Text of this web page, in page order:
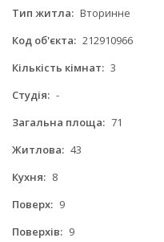
Тип житла: Вторинне
Код об'єкта: 212910966
Кількість кімнат: 3
Студія: -
Загальна площа: 71
Житлова: 43
Кухня: 8
Поверх: 9
Поверхів: 9